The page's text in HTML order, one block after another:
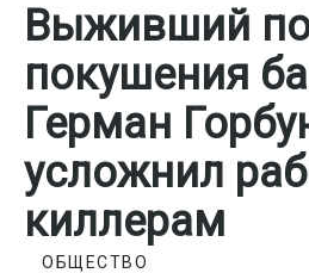
Выживший
покушения
Герман
усложнил
киллерам
ОБЩЕСТВО